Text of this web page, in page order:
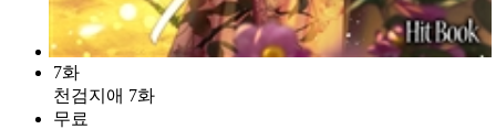
7화
천검지애 7화
무료